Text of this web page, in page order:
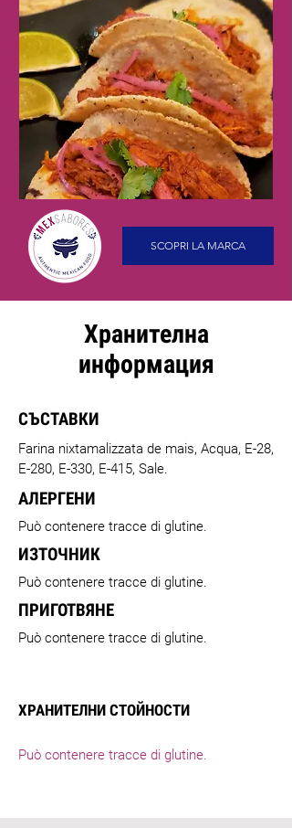
SCOPRI LA MARCA
Хранителна
информация
СЪСТАВКИ
Farina nixtamalizzata de mais, Acqua, E-28,
E-280, E-330, E-415, Sale.
АЛЕРГЕНИ
Può contenere tracce di glutine.
ИЗТОЧНИК
Può contenere tracce di glutine.
ПРИГОТВЯНЕ
Può contenere tracce di glutine.
ХРАНИТЕЛНИ СТОЙНОСТИ
Può contenere tracce di glutine.